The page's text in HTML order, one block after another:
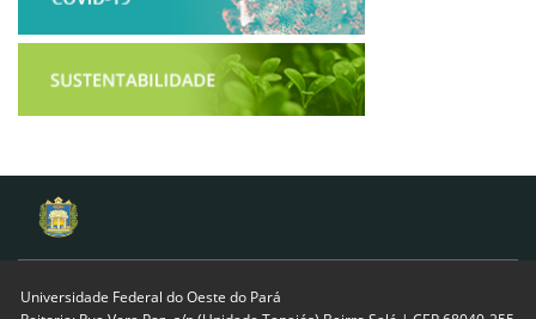
Universidade Federal do Oeste do Pará